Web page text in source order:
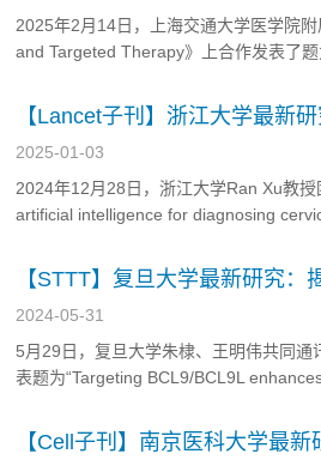
2025年2月14日，上海交通大学医学院
and Targeted Therapy》上合作发表了
【Lancet子刊】浙江大学最新
2025-01-03
2024年12月28日，浙江大学Ran Xu教
artificial intelligence for diagnosing
【STTT】复旦大学最新研究
2024-05-31
5月29日，复旦大学朱棣、王明伟共同
表题为“Targeting BCL9/BCL9L
【Cell子刊】南京医科大学最